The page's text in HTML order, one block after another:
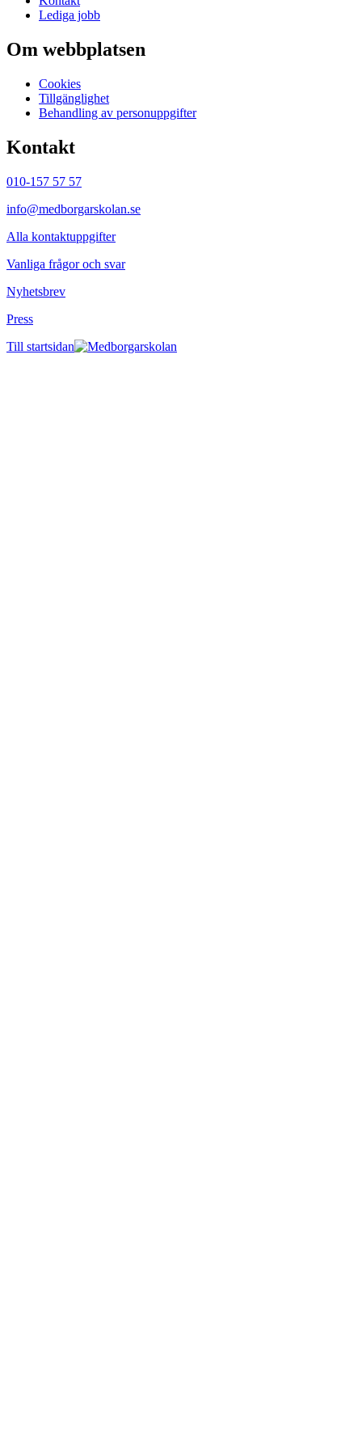
Lediga jobb
Om webbplatsen
Cookies
Tillgänglighet
Behandling av personuppgifter
Kontakt
010-157 57 57
info@medborgarskolan.se
Alla kontaktuppgifter
Vanliga frågor och svar
Nyhetsbrev
Press
Till startsidan